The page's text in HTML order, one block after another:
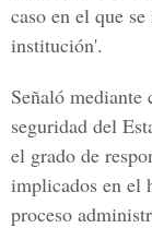
caso en el que
institución'.
Señaló mediante
seguridad del
el grado de
implicados en el
proceso